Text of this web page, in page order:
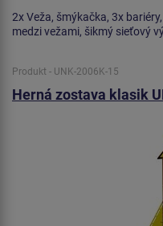
2x Veža, šmýkačka, 3x
medzi vežami, šikmý sieťový
Produkt - UNK-2006K-15
Herná zostava klasik